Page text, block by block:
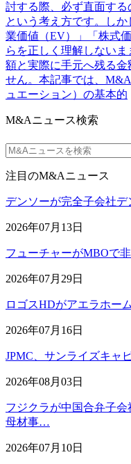
討する際、必ず直面する
という考え方です。し
業価値（EV）」「株式
らを正しく理解しない
額と実際に手元へ残る
せん。本記事では、
ュエーション）の基本的
M&Aニュース検索
注目のM&Aニュース
デンソーが完全子会社
2026年07月13日
フューチャーがMBOで
2026年07月29日
ロゴスHDがアエラホー
2026年07月16日
JPMC、サンライズキャ
2026年08月03日
フジクラが中国合弁子
母材事…
2026年07月10日